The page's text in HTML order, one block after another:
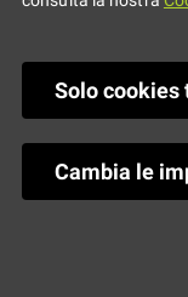
Solo cookies
Cambia le